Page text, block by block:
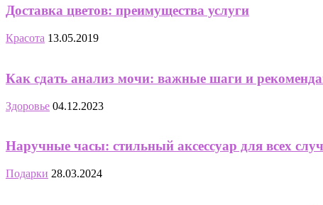
Доставка цветов: преимущества услуги
Красота 13.05.2019
Как сдать анализ мочи: важные шаги и
Здоровье 04.12.2023
Наручные часы: стильный аксессуар для всех
Подарки 28.03.2024